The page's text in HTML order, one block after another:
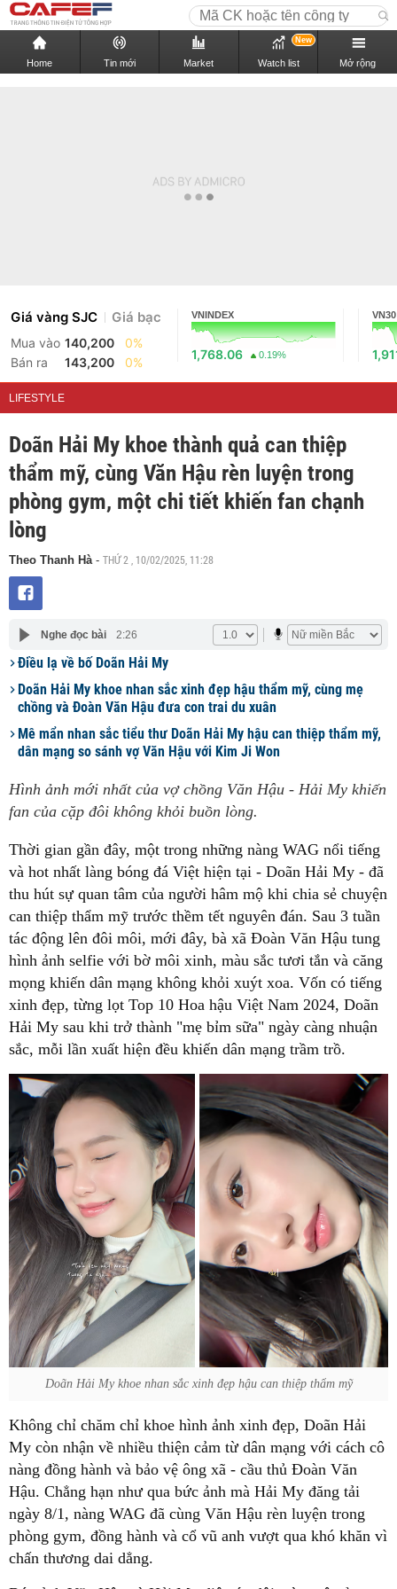
Home Tin mới Market Watch list
New
Mở rộng
Giá vàng SJC Giá bạc
Mua vào 140,200
0%
Bán ra
143,200 0%
VNINDEX
1,768.06 0.19%
VN30
LIFESTYLE
Doãn Hải My khoe thành quả can thiệp
thẩm mỹ, cùng Văn Hậu rèn luyện trong
phòng gym, một chi tiết khiến fan chạnh
lòng
Theo Thanh Hà - THỨ 2 , 10/02/2025, 11:28
Nghe đọc bài 2:26
Điều lạ về bố Doãn Hải My
Doãn Hải My khoe nhan sắc xinh đẹp hậu thẩm mỹ, cùng mẹ
chồng và Đoàn Văn Hậu đưa con trai du xuân
Mê mẩn nhan sắc tiểu thư Doãn Hải My hậu can thiệp thẩm mỹ,
dân mạng so sánh vợ Văn Hậu với Kim Ji Won
Hình ảnh mới nhất của vợ chồng Văn Hậu - Hải My khiến
fan của cặp đôi không khỏi buồn lòng.
Thời gian gần đây, một trong những nàng WAG nổi tiếng
và hot nhất làng bóng đá Việt hiện tại - Doãn Hải My - đã
thu hút sự quan tâm của người hâm mộ khi chia sẻ chuyện
can thiệp thẩm mỹ trước thềm tết nguyên đán. Sau 3 tuần
tác động lên đôi môi, mới đây, bà xã Đoàn Văn Hậu tung
hình ảnh selfie với bờ môi xinh, màu sắc tươi tắn và căng
mọng khiến dân mạng không khỏi xuýt xoa. Vốn có tiếng
xinh đẹp, từng lọt Top 10 Hoa hậu Việt Nam 2024, Doãn
Hải My sau khi trở thành "mẹ bỉm sữa" ngày càng nhuận
sắc, mỗi lần xuất hiện đều khiến dân mạng trầm trồ.
Doãn Hải My khoe nhan sắc xinh đẹp hậu can thiệp thẩm mỹ
Không chỉ chăm chỉ khoe hình ảnh xinh đẹp, Doãn Hải
My còn nhận về nhiều thiện cảm từ dân mạng với cách cô
nàng đồng hành và bảo vệ ông xã - cầu thủ Đoàn Văn
Hậu. Chẳng hạn như qua bức ảnh mà Hải My đăng tải
ngày 8/1, nàng WAG đã cùng Văn Hậu rèn luyện trong
phòng gym, đồng hành và cổ vũ anh vượt qua khó khăn vì
chấn thương dai dẳng.